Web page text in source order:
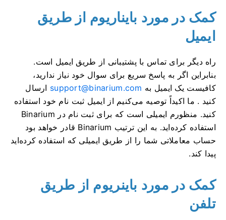
کمک در مورد بایناریوم از طریق
ایمیل
راه دیگر برای تماس با پشتیبانی از طریق ایمیل است.
بنابراین اگر به پاسخ سریع برای سوال خود نیاز ندارید،
کافیست یک ایمیل به support@binarium.com ارسال
کنید . ما اکیداً توصیه می‌کنیم از ایمیل ثبت نام خود استفاده
کنید. منظورم ایمیلی است که برای ثبت نام در Binarium
استفاده کرده‌اید. به این ترتیب Binarium قادر خواهد بود
حساب معاملاتی شما را از طریق ایمیلی که استفاده کرده‌اید
پیدا کند.
کمک در مورد باینریوم از طریق
تلفن